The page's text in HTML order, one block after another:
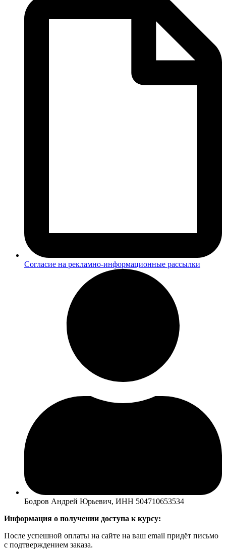
Согласие на рекламно-информационные рассылки
Бодров Андрей Юрьевич, ИНН 504710653534
Информация о получении доступа к курсу:
После успешной оплаты на сайте на ваш email придёт письмо
с подтверждением заказа.